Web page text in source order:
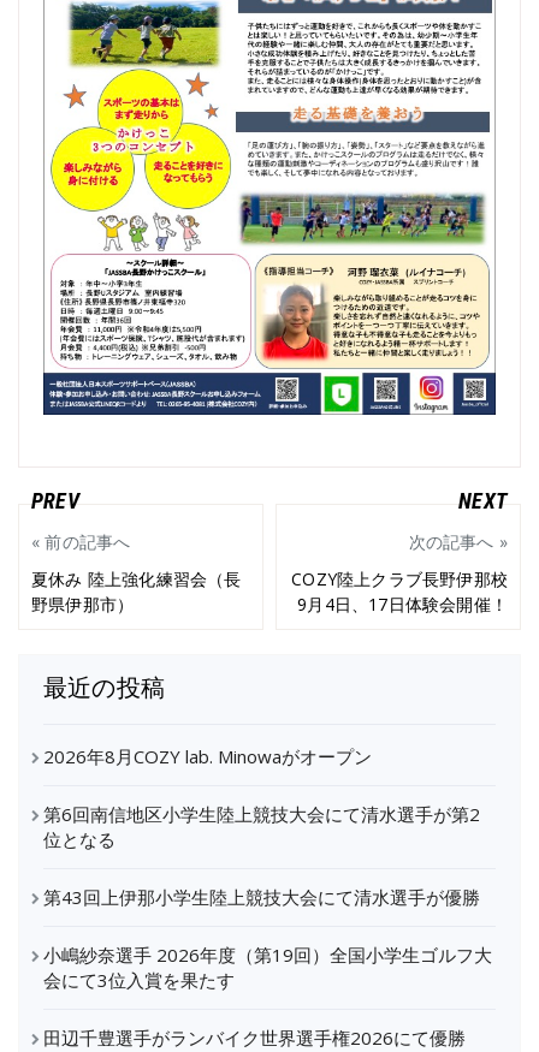
« 前の記事へ
夏休み 陸上強化練習会（長
野県伊那市）
次の記事へ »
COZY陸上クラブ長野伊那校
9月4日、17日体験会開催！
最近の投稿
2026年8月COZY lab. Minowaがオープン
第6回南信地区小学生陸上競技大会にて清水選手が第2
位となる
第43回上伊那小学生陸上競技大会にて清水選手が優勝
小嶋紗奈選手 2026年度（第19回）全国小学生ゴルフ大
会にて3位入賞を果たす
田辺千豊選手がランバイク世界選手権2026にて優勝